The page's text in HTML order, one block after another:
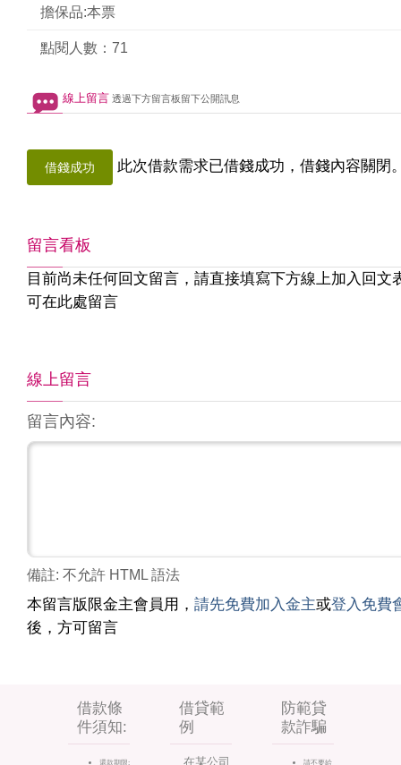
擔保品:本票
點閱人數：71
線上留言 透過下方留言板留下公開訊息
借錢成功 此次借款需求已借錢成功，借錢內容關閉
留言看板
目前尚未任何回文留言，請直接填寫下方線上加入回文
可在此處留言
線上留言
留言內容:
備註: 不允許 HTML 語法
本留言版限金主會員用， 請先免費加入金主或登入免費
後，方可留言
借款條
件須知:
還款期限:
借貸範
例
在某公司
防範貸
款詐騙
請不要給